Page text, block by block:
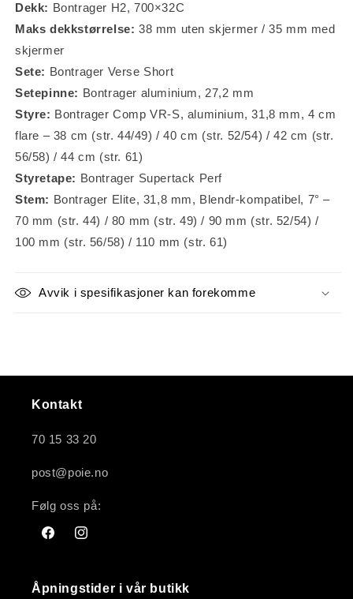
Dekk: Bontrager H2, 700×32C
Maks dekkstørrelse: 38 mm uten skjermer / 35 mm med
skjermer
Sete: Bontrager Verse Short
Setepinne: Bontrager aluminium, 27,2 mm
Styre: Bontrager Comp VR-S, aluminium, 31,8 mm, 4 cm
flare – 38 cm (str. 44/49) / 40 cm (str. 52/54) / 42 cm (str.
56/58) / 44 cm (str. 61)
Styretape: Bontrager Supertack Perf
Stem: Bontrager Elite, 31,8 mm, Blendr-kompatibel, 7° –
70 mm (str. 44) / 80 mm (str. 49) / 90 mm (str. 52/54) /
100 mm (str. 56/58) / 110 mm (str. 61)
Avvik i spesifikasjoner kan forekomme
Kontakt
70 15 33 20
post@poie.no
Følg oss på:
FacebookInstagram
Åpningstider i vår butikk